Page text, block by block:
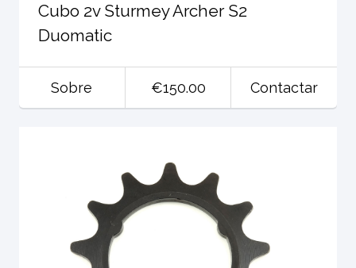
Cubo 2v Sturmey Archer S2
Duomatic
Sobre €150.00 Contactar